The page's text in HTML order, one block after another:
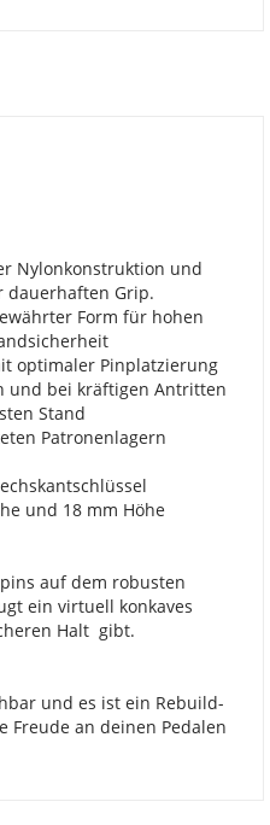
Nylonkonstruktion und
dauerhaften Grip.
Form für hohen
optimaler Pinplatzierung
und bei kräftigen Antritten
Stand
Patronenlagern
und 18 mm Höhe
auf dem robusten
ein virtuell konkaves
Halt gibt.
und es ist ein Rebuild-
Freude an deinen Pedalen